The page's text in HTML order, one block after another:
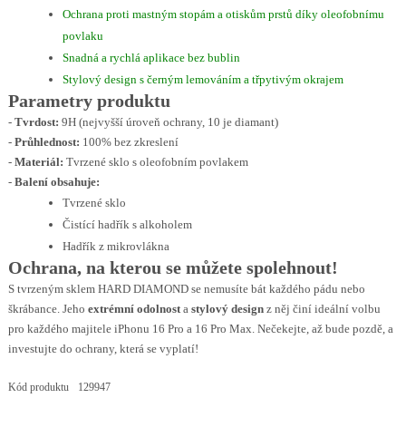
Ochrana proti mastným stopám a otiskům prstů díky oleofobnímu
povlaku
Snadná a rychlá aplikace bez bublin
Stylový design s černým lemováním a třpytivým okrajem
Parametry produktu
- Tvrdost: 9H (nejvyšší úroveň ochrany, 10 je diamant)
- Průhlednost: 100% bez zkreslení
- Materiál: Tvrzené sklo s oleofobním povlakem
- Balení obsahuje:
Tvrzené sklo
Čistící hadřík s alkoholem
Hadřík z mikrovlákna
Ochrana, na kterou se můžete spolehnout!
S tvrzeným sklem HARD DIAMOND se nemusíte bát každého pádu nebo
škrábance. Jeho extrémní odolnosta stylový designz něj činí ideální volbu
pro každého majitele iPhonu 16 Pro a 16 Pro Max. Nečekejte, až bude pozdě, a
investujte do ochrany, která se vyplatí!
Kód produktu 129947